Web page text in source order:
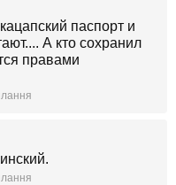
паспорт и
А кто сохранил
правами